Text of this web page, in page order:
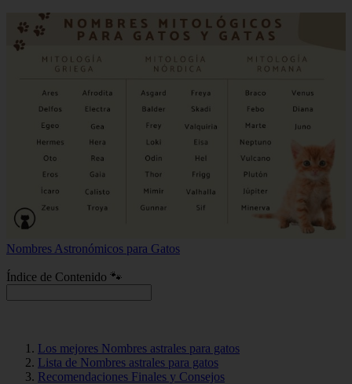
Nombres Astronómicos para Gatos
Índice de Contenido 🐾
Los mejores Nombres astrales para gatos
Lista de Nombres astrales para gatos
Recomendaciones Finales y Consejos